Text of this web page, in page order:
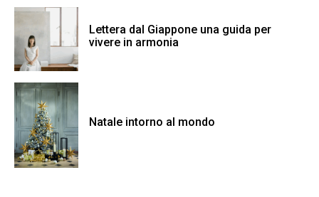
Lettera dal Giappone una guida per
vivere in armonia
Natale intorno al mondo